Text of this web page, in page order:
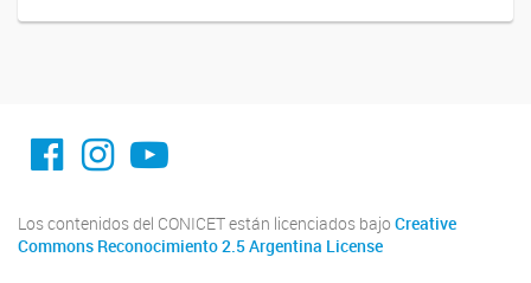
facebook imit.conicet
imit.conicet
Youtube
Los contenidos del CONICET están licenciados bajo Creative
Commons Reconocimiento 2.5 Argentina License